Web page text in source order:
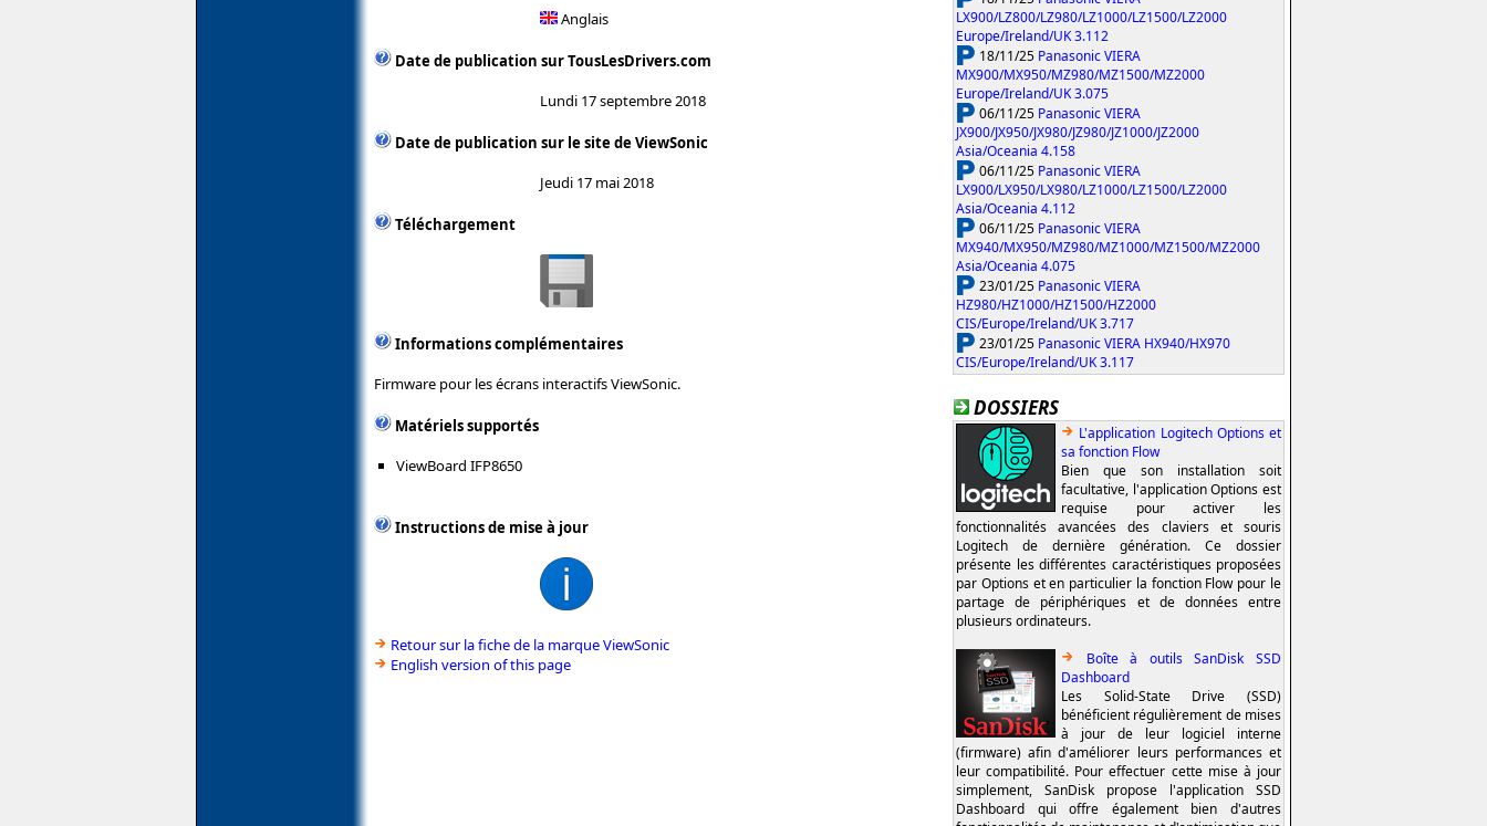
Anglais
Date de publication sur TousLesDrivers.com
Lundi 17 septembre 2018
Date de publication sur le site de ViewSonic
Jeudi 17 mai 2018
Téléchargement
Informations complémentaires
Firmware pour les écrans interactifs ViewSonic.
Matériels supportés
ViewBoard IFP8650
Instructions de mise à jour
Retour sur la fiche de la marque ViewSonic
English version of this page
LX900/LZ800/LZ980/LZ1000/LZ1500/LZ2000
Europe/Ireland/UK 3.112
18/11/25 Panasonic VIERA
MX900/MX950/MZ980/MZ1500/MZ2000
Europe/Ireland/UK 3.075
06/11/25 Panasonic VIERA
JX900/JX950/JX980/JZ980/JZ1000/JZ2000
Asia/Oceania 4.158
06/11/25 Panasonic VIERA
LX900/LX950/LX980/LZ1000/LZ1500/LZ2000
Asia/Oceania 4.112
06/11/25 Panasonic VIERA
MX940/MX950/MZ980/MZ1000/MZ1500/MZ2000
Asia/Oceania 4.075
23/01/25 Panasonic VIERA
HZ980/HZ1000/HZ1500/HZ2000
CIS/Europe/Ireland/UK 3.717
23/01/25 Panasonic VIERA HX940/HX970
CIS/Europe/Ireland/UK 3.117
DOSSIERS
L'application Logitech Options et
sa fonction Flow
Bien que son installation soit
facultative, l'application Options est
requise pour activer les
fonctionnalités avancées des claviers et souris
Logitech de dernière génération. Ce dossier
présente les différentes caractéristiques proposées
par Options et en particulier la fonction Flow pour le
partage de périphériques et de données entre
plusieurs ordinateurs.
Boîte à outils SanDisk SSD
Dashboard
Les Solid-State Drive (SSD)
bénéficient régulièrement de mises
à jour de leur logiciel interne
(firmware) afin d'améliorer leurs performances et
leur compatibilité. Pour effectuer cette mise à jour
simplement, SanDisk propose l'application SSD
Dashboard qui offre également bien d'autres